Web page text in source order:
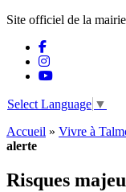
Site officiel de la
Select Language ▼
Accueil » Vivre à
alerte
Risques